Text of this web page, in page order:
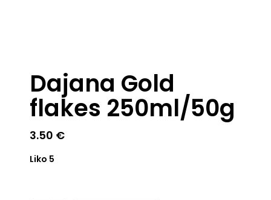
Dajana Gold
flakes 250ml/50g
3.50 €
Liko 5